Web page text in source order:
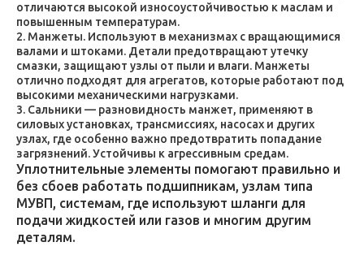
отличаются высокой износоустойчивостью к маслам и
повышенным температурам.
Манжеты. Используют в механизмах с вращающимися
валами и штоками. Детали предотвращают утечку
смазки, защищают узлы от пыли и влаги. Манжеты
отлично подходят для агрегатов, которые работают под
высокими механическими нагрузками.
Сальники — разновидность манжет, применяют в
силовых установках, трансмиссиях, насосах и других
узлах, где особенно важно предотвратить попадание
загрязнений. Устойчивы к агрессивным средам.
Уплотнительные элементы помогают правильно и
без сбоев работать подшипникам, узлам типа
МУВП, системам, где используют шланги для
подачи жидкостей или газов и многим другим
деталям.